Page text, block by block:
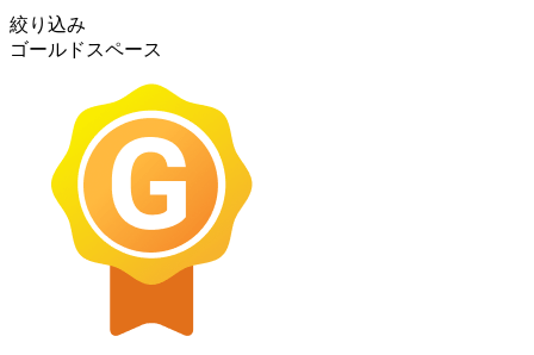
絞り込み
ゴールドスペース